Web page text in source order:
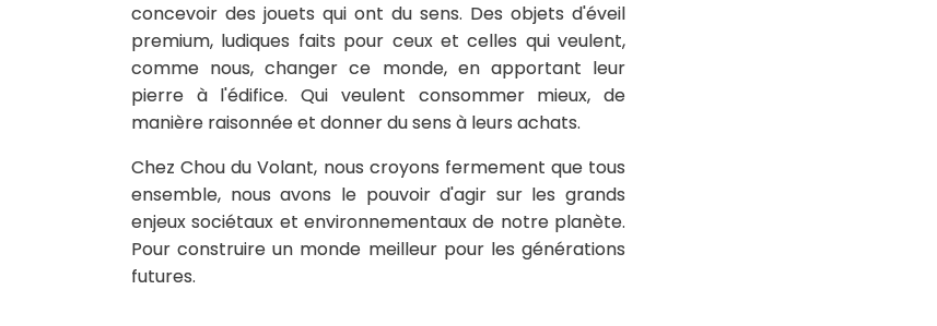
concevoir des jouets qui ont du sens. Des objets d'éveil
premium, ludiques faits pour ceux et celles qui veulent,
comme nous, changer ce monde, en apportant leur
pierre à l'édifice. Qui veulent consommer mieux, de
manière raisonnée et donner du sens à leurs achats.
Chez Chou du Volant, nous croyons fermement que tous
ensemble, nous avons le pouvoir d'agir sur les grands
enjeux sociétaux et environnementaux de notre planète.
Pour construire un monde meilleur pour les générations
futures.